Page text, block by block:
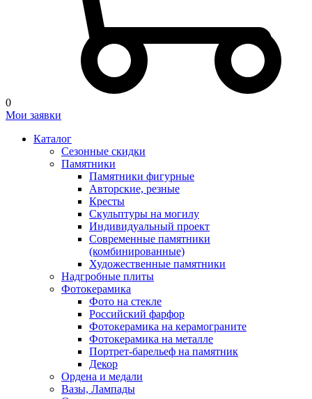
0
Мои заявки
Каталог
Сезонные скидки
Памятники
Памятники фигурные
Авторские, резные
Кресты
Скульптуры на могилу
Индивидуальный проект
Современные памятники
(комбинированные)
Художественные памятники
Надгробные плиты
Фотокерамика
Фото на стекле
Российский фарфор
Фотокерамика на керамограните
Фотокерамика на металле
Портрет-барельеф на памятник
Декор
Ордена и медали
Вазы, Лампады